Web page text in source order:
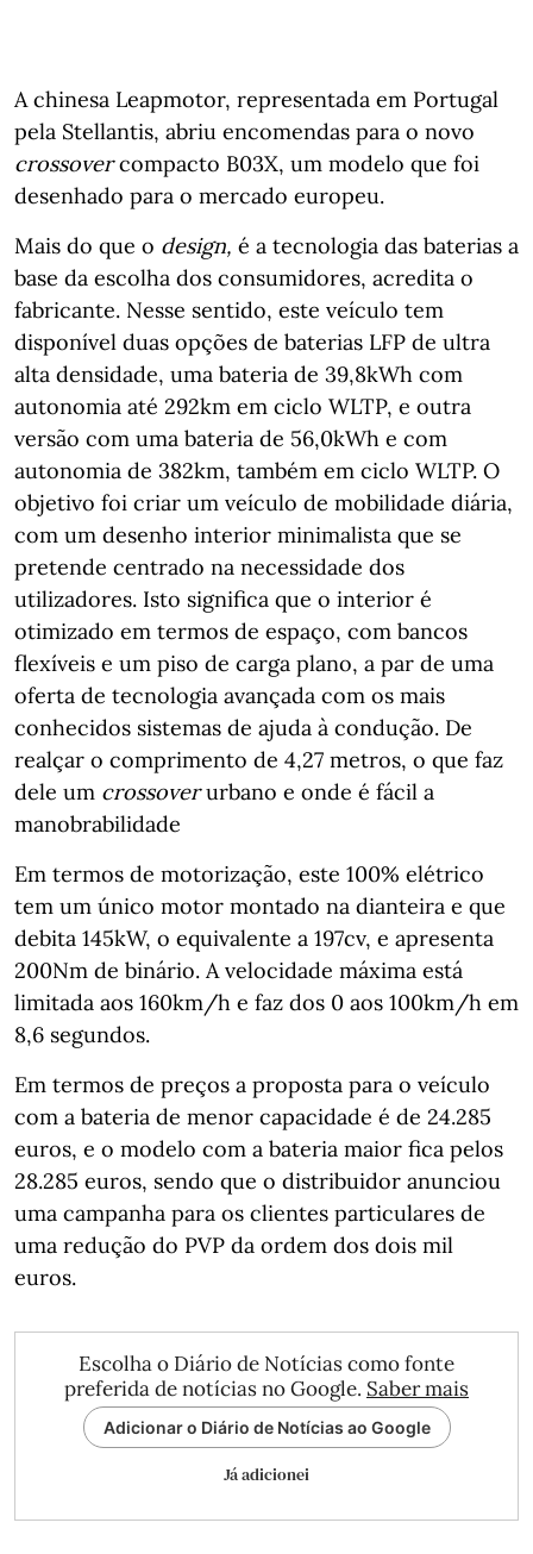
A chinesa Leapmotor, representada em Portugal
pela Stellantis, abriu encomendas para o novo
crossovercompacto B03X, um modelo que foi
desenhado para o mercado europeu.
Mais do que o design, é a tecnologia das baterias a
base da escolha dos consumidores, acredita o
fabricante. Nesse sentido, este veículo tem
disponível duas opções de baterias LFP de ultra
alta densidade, uma bateria de 39,8kWh com
autonomia até 292km em ciclo WLTP, e outra
versão com uma bateria de 56,0kWh e com
autonomia de 382km, também em ciclo WLTP. O
objetivo foi criar um veículo de mobilidade diária,
com um desenho interior minimalista que se
pretende centrado na necessidade dos
utilizadores. Isto significa que o interior é
otimizado em termos de espaço, com bancos
flexíveis e um piso de carga plano, a par de uma
oferta de tecnologia avançada com os mais
conhecidos sistemas de ajuda à condução. De
realçar o comprimento de 4,27 metros, o que faz
dele um crossoverurbano e onde é fácil a
manobrabilidade
Em termos de motorização, este 100% elétrico
tem um único motor montado na dianteira e que
debita 145kW, o equivalente a 197cv, e apresenta
200Nm de binário. A velocidade máxima está
limitada aos 160km/h e faz dos 0 aos 100km/h em
8,6 segundos.
Em termos de preços a proposta para o veículo
com a bateria de menor capacidade é de 24.285
euros, e o modelo com a bateria maior fica pelos
28.285 euros, sendo que o distribuidor anunciou
uma campanha para os clientes particulares de
uma redução do PVP da ordem dos dois mil
euros.
Escolha o Diário de Notícias como fonte
preferida de notícias no Google. Saber mais
Adicionar o Diário de Notícias ao Google
Já adicionei